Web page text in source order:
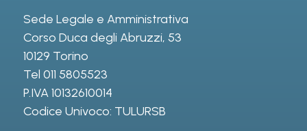
Sede Legale e Amministrativa
Corso Duca degli Abruzzi, 53
10129 Torino
Tel 011 5805523
P.IVA 10132610014
Codice Univoco: TULURSB